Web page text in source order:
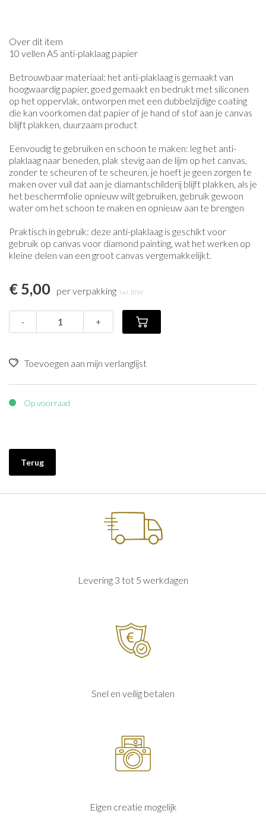
Over dit item
10 vellen A5 anti-plaklaag papier
Betrouwbaar materiaal: het anti-plaklaag is gemaakt van
hoogwaardig papier, goed gemaakt en bedrukt met siliconen
op het oppervlak, ontworpen met een dubbelzijdige coating
die kan voorkomen dat papier of je hand of stof aan je canvas
blijft plakken, duurzaam product
Eenvoudig te gebruiken en schoon te maken: leg het anti-
plaklaag naar beneden, plak stevig aan de lijm op het canvas,
zonder te scheuren of te scheuren, je hoeft je geen zorgen te
maken over vuil dat aan je diamantschilderij blijft plakken, als je
het beschermfolie opnieuw wilt gebruiken, gebruik gewoon
water om het schoon te maken en opnieuw aan te brengen
Praktisch in gebruik: deze anti-plaklaag is geschikt voor
gebruik op canvas voor diamond painting, wat het werken op
kleine delen van een groot canvas vergemakkelijkt.
€ 5,00 per verpakking Incl. BTW
- +
Toevoegen aan mijn verlanglijst
Op voorraad
Terug
Levering 3 tot 5 werkdagen
Snel en veilig betalen
Eigen creatie mogelijk